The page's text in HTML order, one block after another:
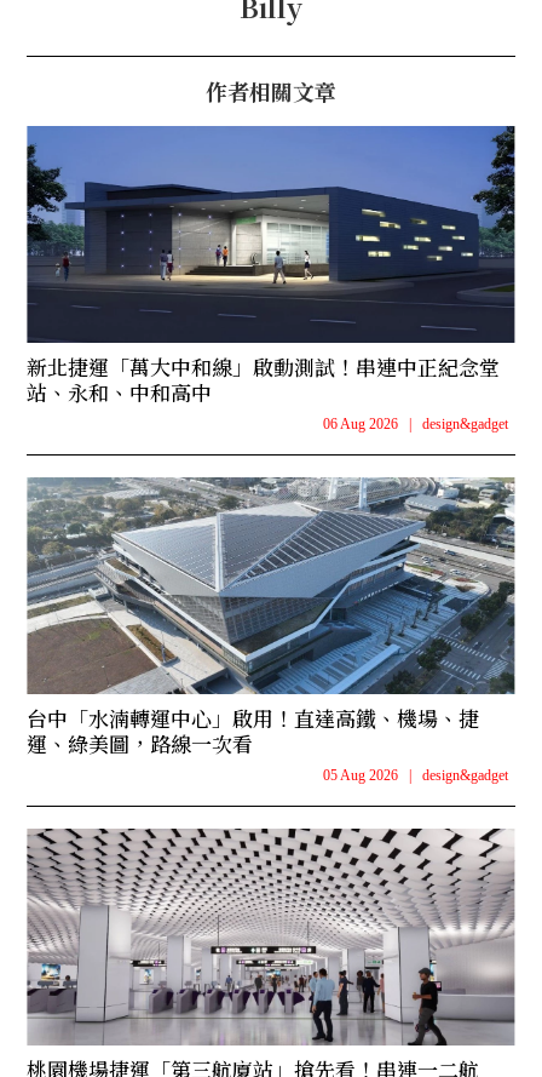
作者相關文章
新北捷運「萬大中和線」啟動測試！串連中正紀念堂
站、永和、中和高中
06 Aug 2026 | design&gadget
台中「水湳轉運中心」啟用！直達高鐵、機場、捷
運、綠美圖，路線一次看
05 Aug 2026 | design&gadget
桃園機場捷運「第三航廈站」搶先看！串連一二航